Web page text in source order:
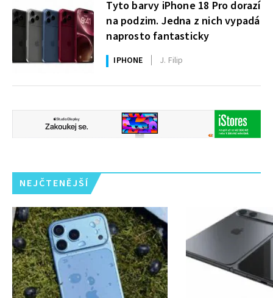
Tyto barvy iPhone 18 Pro dorazí
na podzim. Jedna z nich vypadá
naprosto fantasticky
IPHONE J. Filip
NEJČTENĚJŠÍ